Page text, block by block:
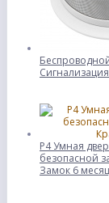
P4 Умная
безопасной
Замок 6